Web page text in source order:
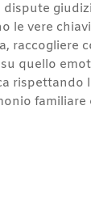
le vere
raccogliere
quello
rispettando
familiare